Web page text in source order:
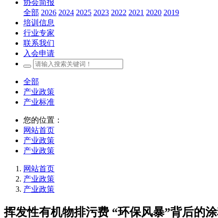
协会简报
全部 2026 2024 2025 2023 2022 2021 2020 2019
培训信息
行业专家
联系我们
入会申请
全部
产业政策
产业标准
您的位置：
网站首页
产业政策
产业政策
网站首页
产业政策
产业政策
挥发性有机物排污费 “环保风暴”背后的